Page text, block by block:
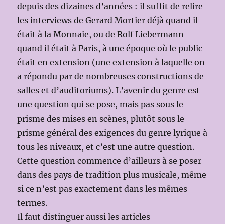
depuis des dizaines d’années : il suffit de relire
les interviews de Gerard Mortier déjà quand il
était à la Monnaie, ou de Rolf Liebermann
quand il était à Paris, à une époque où le public
était en extension (une extension à laquelle on
a répondu par de nombreuses constructions de
salles et d’auditoriums). L’avenir du genre est
une question qui se pose, mais pas sous le
prisme des mises en scènes, plutôt sous le
prisme général des exigences du genre lyrique à
tous les niveaux, et c’est une autre question.
Cette question commence d’ailleurs à se poser
dans des pays de tradition plus musicale, même
si ce n’est pas exactement dans les mêmes
termes.
Il faut distinguer aussi les articles